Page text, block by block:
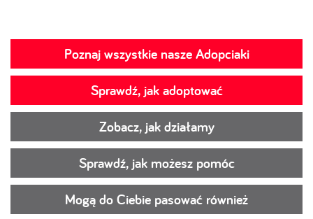
Poznaj wszystkie nasze Adopciaki
Sprawdź, jak adoptować
Zobacz, jak działamy
Sprawdź, jak możesz pomóc
Mogą do Ciebie pasować również